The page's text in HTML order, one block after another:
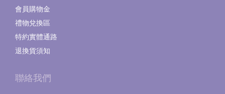
會員購物金
禮物兌換區
特約實體通路
退換貨須知
聯絡我們